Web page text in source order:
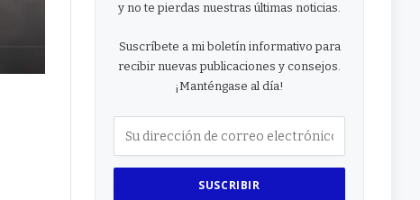
y no te pierdas nuestras últimas noticias.
Suscríbete a mi boletín informativo para
recibir nuevas publicaciones y consejos.
¡Manténgase al día!